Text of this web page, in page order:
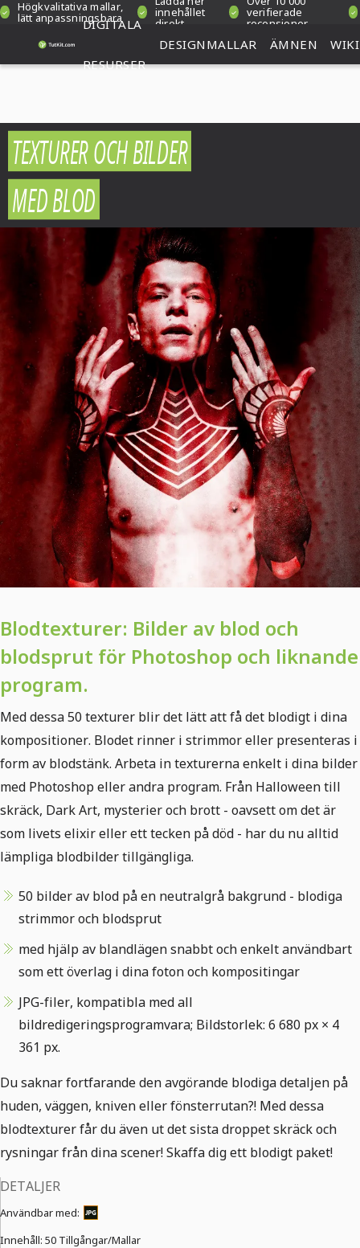
Högkvalitativa mallar,
lätt anpassningsbara innehållet
direkt
verifierade
recensioner
DIGITALA
RESURSER
DESIGNMALLAR ÄMNEN WIKI
TEXTURER OCH BILDER
MED BLOD
Blodtexturer: Bilder av blod och
blodsprut för Photoshop och liknande
program.
Med dessa 50 texturer blir det lätt att få det blodigt i dina
kompositioner. Blodet rinner i strimmor eller presenteras i
form av blodstänk. Arbeta in texturerna enkelt i dina bilder
med Photoshop eller andra program. Från Halloween till
skräck, Dark Art, mysterier och brott - oavsett om det är
som livets elixir eller ett tecken på död - har du nu alltid
lämpliga blodbilder tillgängliga.
50 bilder av blod på en neutralgrå bakgrund - blodiga
strimmor och blodsprut
med hjälp av blandlägen snabbt och enkelt användbart
som ett överlag i dina foton och kompositingar
JPG-filer, kompatibla med all
bildredigeringsprogramvara; Bildstorlek: 6 680 px × 4
361 px.
Du saknar fortfarande den avgörande blodiga detaljen på
huden, väggen, kniven eller fönsterrutan?! Med dessa
blodtexturer får du även ut det sista droppet skräck och
rysningar från dina scener! Skaffa dig ett blodigt paket!
DETALJER
Användbar med:
Innehåll: 50 Tillgångar/Mallar